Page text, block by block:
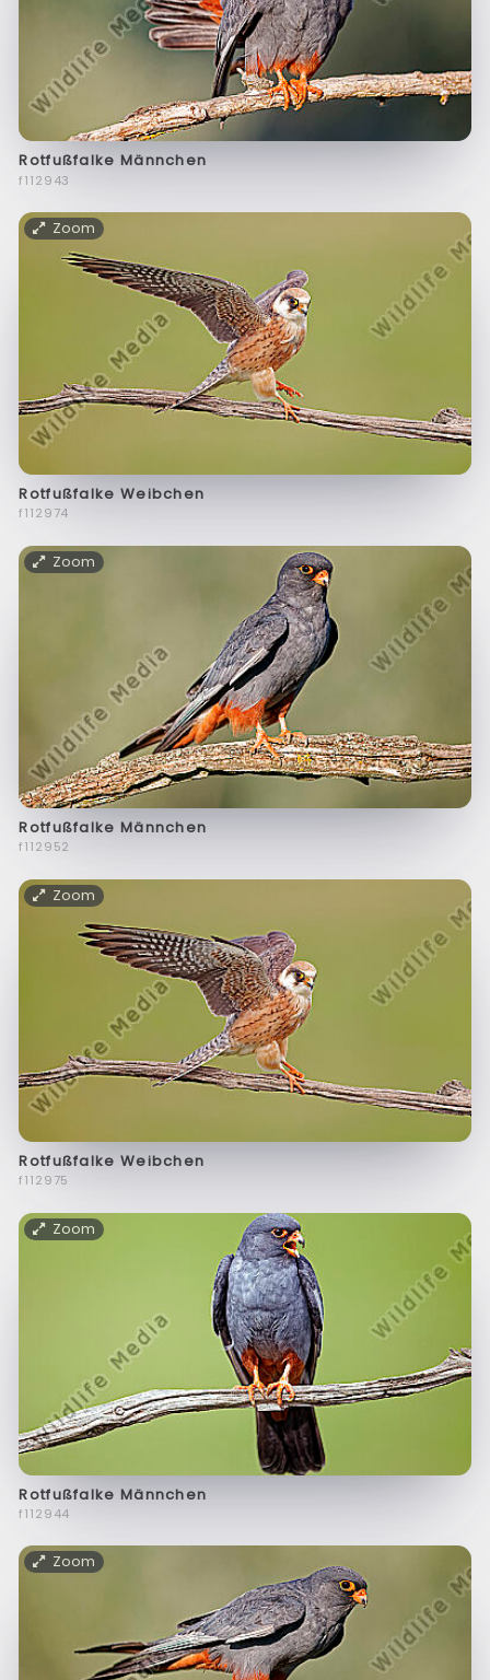
Rotfußfalke Männchen
f112943
Zoom
Rotfußfalke Weibchen
f112974
Zoom
Rotfußfalke Männchen
f112952
Zoom
Rotfußfalke Weibchen
f112975
Zoom
Rotfußfalke Männchen
f112944
Zoom